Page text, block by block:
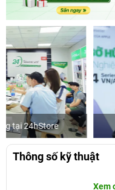
Ca sĩ/Diễn
Thông số kỹ thuật
Xem